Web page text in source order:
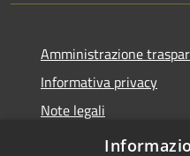
Amministrazione
Informativa privacy
Note legali
Dichiarazione di